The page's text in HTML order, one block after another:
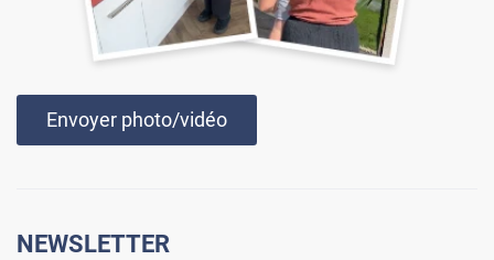
Envoyer photo/vidéo
NEWSLETTER